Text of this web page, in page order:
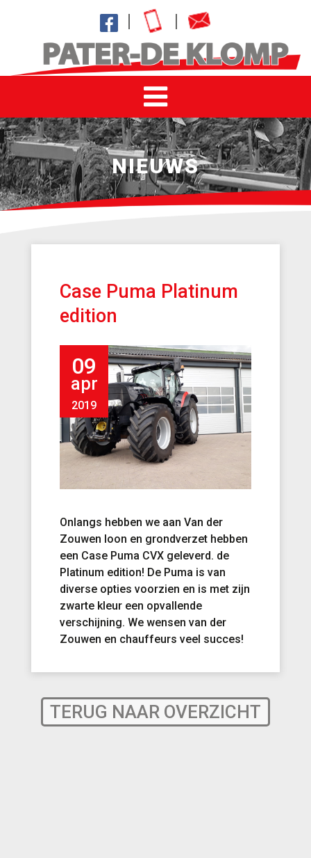
NIEUWS
Case Puma Platinum
edition
09
apr
2019
Onlangs hebben we aan Van der
Zouwen loon en grondverzet hebben
een Case Puma CVX geleverd. de
Platinum edition! De Puma is van
diverse opties voorzien en is met zijn
zwarte kleur een opvallende
verschijning. We wensen van der
Zouwen en chauffeurs veel succes!
TERUG NAAR OVERZICHT